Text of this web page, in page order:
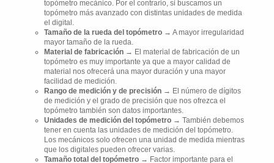
topómetro mecánico. Por el contrario, si buscamos un
topómetro más avanzado con distintas unidades de medida
el digital.
Tamaño de la rueda del topómetro → A mayor irregularidad
mayor tamaño de la rueda.
Material de fabricación → El material de fabricación de un
topómetro es muy importante ya que a mayor calidad de
material nos ofrecerá una mayor duración y una mayor
facilidad de medición.
Rango de medición y de precisión → El número de dígitos
de medición y el grado de precisión que nos ofrezca el
topómetro también son datos importantes.
Unidades de medición del topómetro → También debemos
tener en cuenta las unidades de medición del topómetro.
Los mecánicos solo ofrecen una unidad de medida mientras
que los digitales pueden ofrecer varias.
Tamaño total del topómetro → Factor importante para el